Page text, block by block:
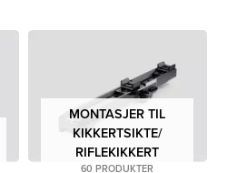
MONTASJER TIL
KIKKERTSIKTE/
RIFLEKIKKERT
60 PRODUKTER